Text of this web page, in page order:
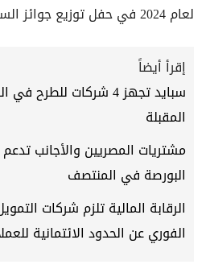
لعام 2024 في حفل توزيع جوائز السوق المالية السعودية.
إقرأ أيضاً
سبايد تجهز 4 شركات
المقبلة
مشتريات المصريين والأجانب
البورصة في المنتصف
الرقابة المالية تلزم شركات
الفوري عن الحدود الائتمانية